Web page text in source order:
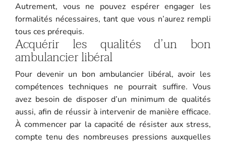
Autrement, vous ne pouvez espérer engager les
formalités nécessaires, tant que vous n’aurez rempli
tous ces prérequis.
Acquérir les qualités d’un bon
ambulancier libéral
Pour devenir un bon ambulancier libéral, avoir les
compétences techniques ne pourrait suffire. Vous
avez besoin de disposer d’un minimum de qualités
aussi, afin de réussir à intervenir de manière efficace.
À commencer par la capacité de résister aux stress,
compte tenu des nombreuses pressions auxquelles